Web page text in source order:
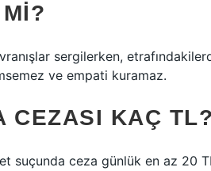
sergilerken,
ve empati kuramaz.
CEZASI KAÇ TL?
suçunda ceza günlük en az 20